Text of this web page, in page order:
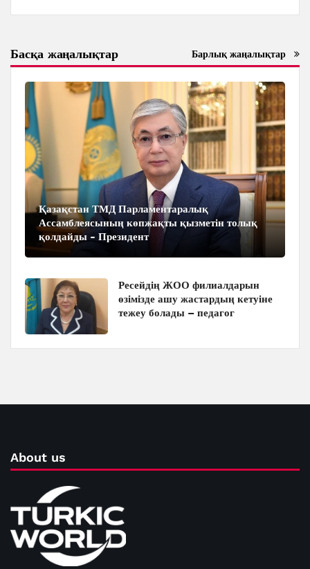
Басқа жаңалықтар Барлық жаңалықтар
Қазақстан ТМД Парламентаралық
Ассамблеясының көпжақты қызметін толық
қолдайды - Президент
Ресейдің ЖОО филиалдарын
өзімізде ашу жастардың кетуіне
тежеу болады – педагог
About us